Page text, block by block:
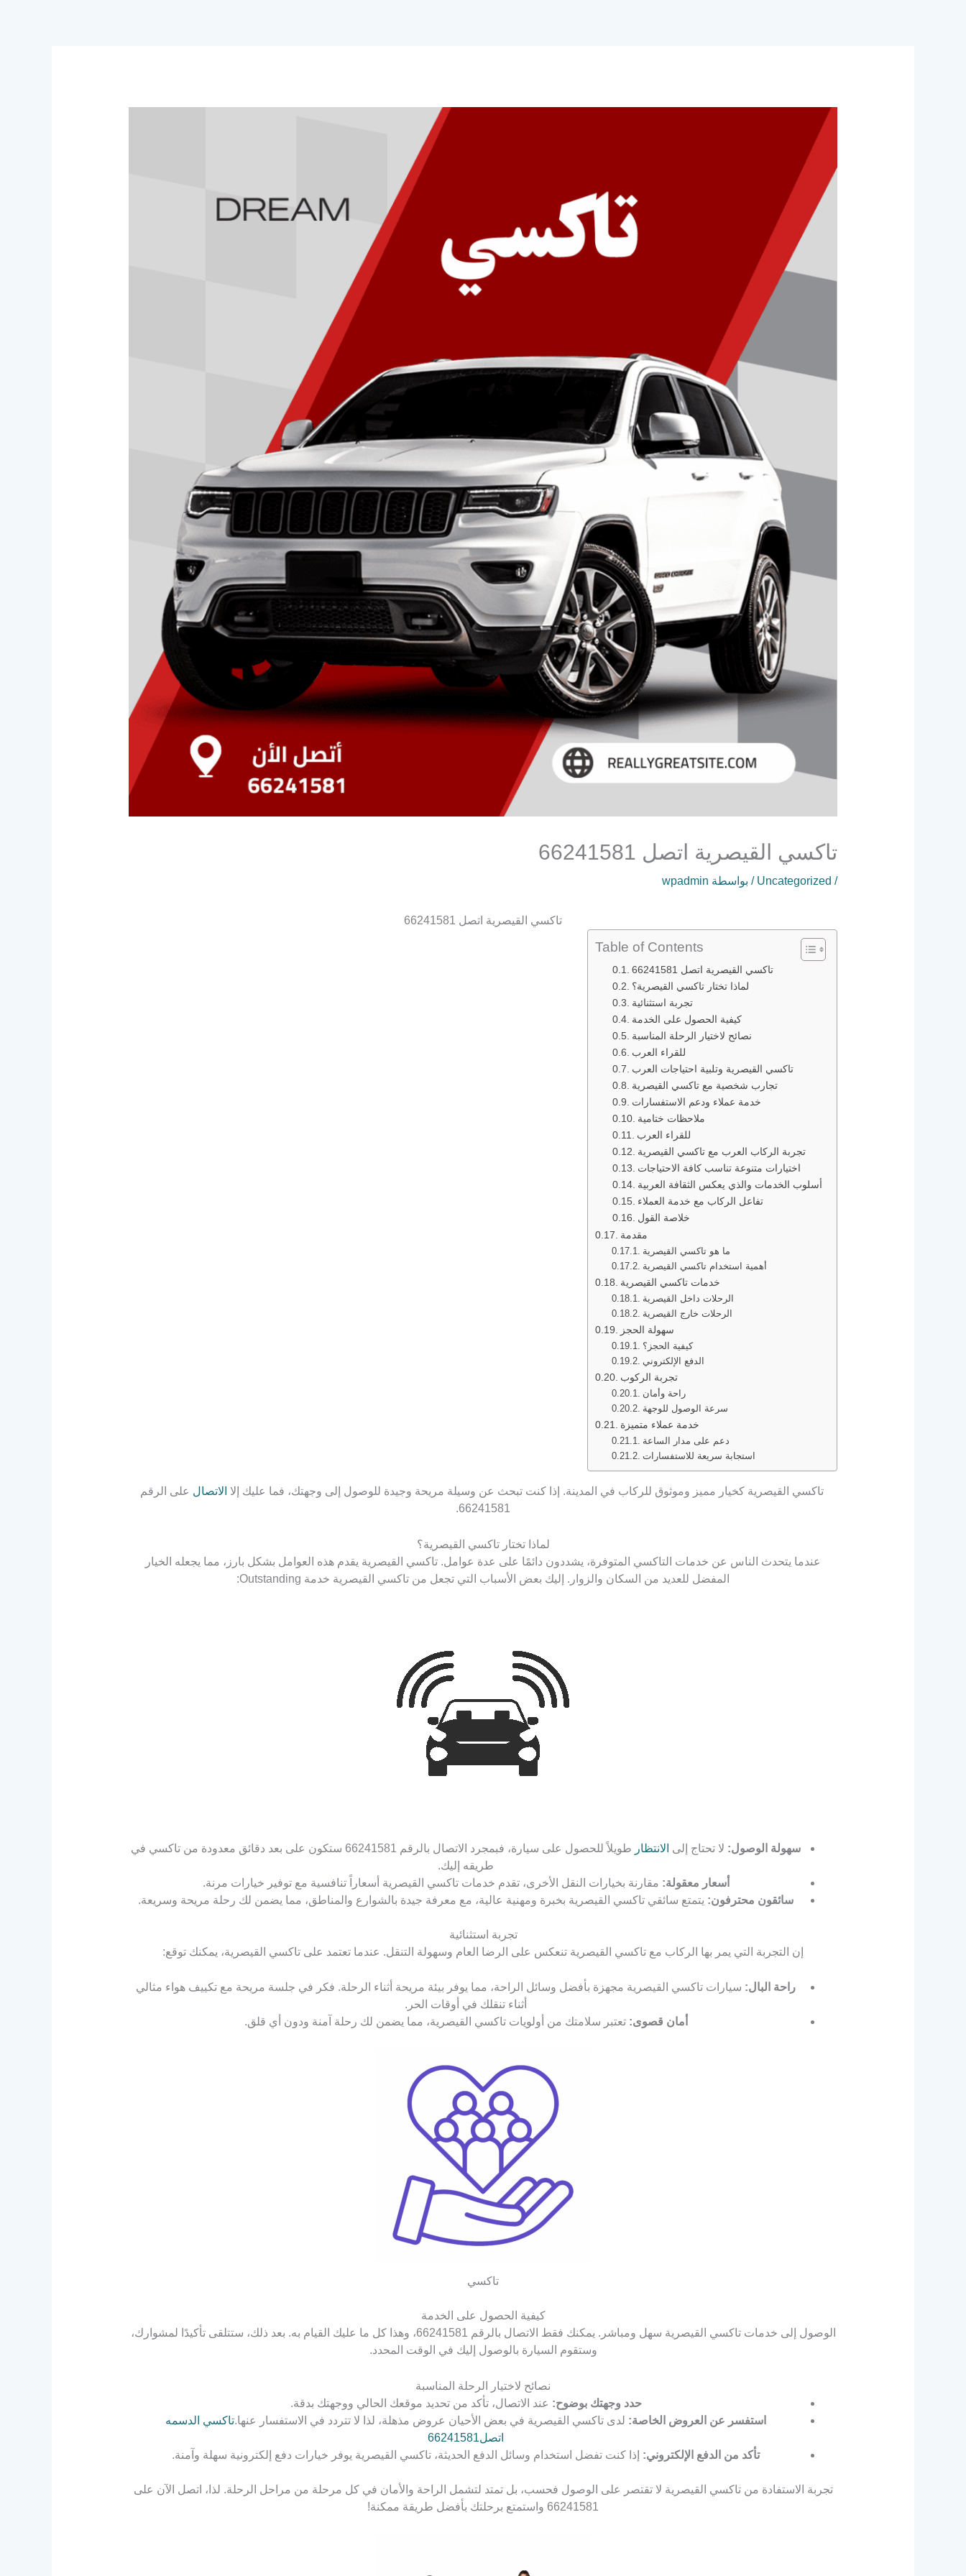
تاكسي القيصرية اتصل 66241581
/
Uncategorized / بواسطة wpadmin
تاكسي القيصرية اتصل 66241581
Table of Contents
تاكسي القيصرية اتصل 66241581
لماذا تختار تاكسي القيصرية؟
تجربة استثنائية
كيفية الحصول على الخدمة
نصائح لاختيار الرحلة المناسبة
للقراء العرب
تاكسي القيصرية وتلبية احتياجات العرب
تجارب شخصية مع تاكسي القيصرية
خدمة عملاء ودعم الاستفسارات
ملاحظات ختامية
للقراء العرب
تجربة الركاب العرب مع تاكسي القيصرية
اختيارات متنوعة تناسب كافة الاحتياجات
أسلوب الخدمات والذي يعكس الثقافة العربية
تفاعل الركاب مع خدمة العملاء
خلاصة القول
مقدمة
ما هو تاكسي القيصرية
أهمية استخدام تاكسي القيصرية
خدمات تاكسي القيصرية
الرحلات داخل القيصرية
الرحلات خارج القيصرية
سهولة الحجز
كيفية الحجز؟
الدفع الإلكتروني
تجربة الركوب
راحة وأمان
سرعة الوصول للوجهة
خدمة عملاء متميزة
دعم على مدار الساعة
استجابة سريعة للاستفسارات
تاكسي القيصرية كخيار مميز وموثوق للركاب في المدينة. إذا كنت تبحث عن وسيلة مريحة وجيدة للوصول إلى وجهتك، فما عليك إلا الاتصال على الرقم
66241581.
لماذا تختار تاكسي القيصرية؟
عندما يتحدث الناس عن خدمات التاكسي المتوفرة، يشددون دائمًا على عدة عوامل. تاكسي القيصرية يقدم هذه العوامل بشكل بارز، مما يجعله الخيار
المفضل للعديد من السكان والزوار. إليك بعض الأسباب التي تجعل من تاكسي القيصرية خدمة Outstanding:
سهولة الوصول: لا تحتاج إلى الانتظار
طويلاً للحصول على سيارة، فبمجرد الاتصال بالرقم 66241581 ستكون على بعد دقائق معدودة من تاكسي في
طريقه إليك.
أسعار معقولة: مقارنة بخيارات النقل الأخرى، تقدم خدمات تاكسي القيصرية أسعاراً تنافسية مع توفير خيارات مرنة.
سائقون محترفون: يتمتع سائقي تاكسي القيصرية بخبرة ومهنية عالية، مع معرفة جيدة بالشوارع والمناطق، مما يضمن لك رحلة مريحة وسريعة.
تجربة استثنائية
إن التجربة التي يمر بها الركاب مع تاكسي القيصرية تنعكس على الرضا العام وسهولة التنقل. عندما تعتمد على تاكسي القيصرية، يمكنك توقع:
راحة البال: سيارات تاكسي القيصرية مجهزة بأفضل وسائل الراحة، مما يوفر بيئة مريحة أثناء الرحلة. فكر في جلسة مريحة مع تكييف هواء مثالي
أثناء تنقلك في أوقات الحر.
أمان قصوى: تعتبر سلامتك من أولويات تاكسي القيصرية، مما يضمن لك رحلة آمنة ودون أي قلق.
تاكسي
كيفية الحصول على الخدمة
الوصول إلى خدمات تاكسي القيصرية سهل ومباشر. يمكنك فقط الاتصال بالرقم 66241581، وهذا كل ما عليك القيام به. بعد ذلك، ستتلقى تأكيدًا لمشوارك،
وستقوم السيارة بالوصول إليك في الوقت المحدد.
نصائح لاختيار الرحلة المناسبة
حدد وجهتك بوضوح: عند الاتصال، تأكد من تحديد موقعك الحالي ووجهتك بدقة.
استفسر عن العروض الخاصة: لدى تاكسي القيصرية في بعض الأحيان عروض مذهلة، لذا لا تتردد في الاستفسار عنها.تاكسي الدسمه
اتصل66241581
تأكد من الدفع الإلكتروني: إذا كنت تفضل استخدام وسائل الدفع الحديثة، تاكسي القيصرية يوفر خيارات دفع إلكترونية سهلة وآمنة.
تجربة الاستفادة من تاكسي القيصرية لا تقتصر على الوصول فحسب، بل تمتد لتشمل الراحة والأمان في كل مرحلة من مراحل الرحلة. لذا، اتصل الآن على
66241581 واستمتع برحلتك بأفضل طريقة ممكنة!